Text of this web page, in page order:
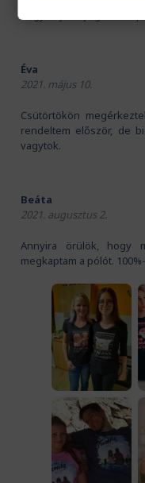
Éva
2021. május 10.
Csütörtökön
rendeltem először, de
vagytok.
Beáta
2021. augusztus 2.
Annyira örülök, hogy
megkaptam a pólót.